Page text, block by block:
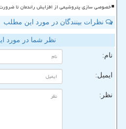
خصوصی سازی پتروشیمی از افزایش راندمان تا ضرورت
نظرات بینندگان در مورد این مطلب
نظر شما در مورد
نام:
ایمیل:
نظر: